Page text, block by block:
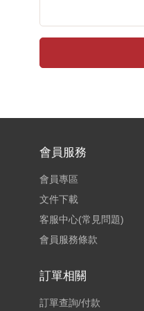
會員服務
會員專區
文件下載
客服中心(常見問題)
會員服務條款
訂單相關
訂單查詢/付款